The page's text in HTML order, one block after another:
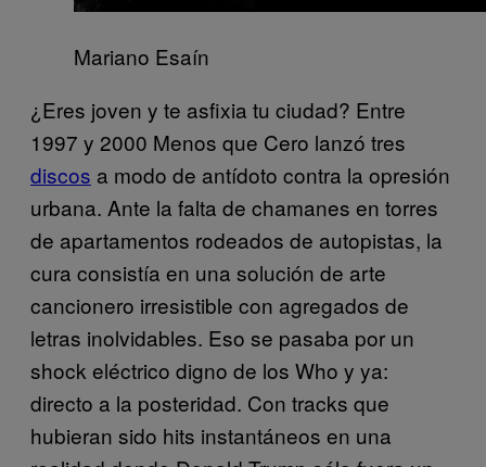
Mariano Esaín
¿Eres joven y te asfixia tu ciudad? Entre
1997 y 2000 Menos que Cero lanzó tres
discos a modo de antídoto contra la opresión
urbana. Ante la falta de chamanes en torres
de apartamentos rodeados de autopistas, la
cura consistía en una solución de arte
cancionero irresistible con agregados de
letras inolvidables. Eso se pasaba por un
shock eléctrico digno de los Who y ya:
directo a la posteridad. Con tracks que
hubieran sido hits instantáneos en una